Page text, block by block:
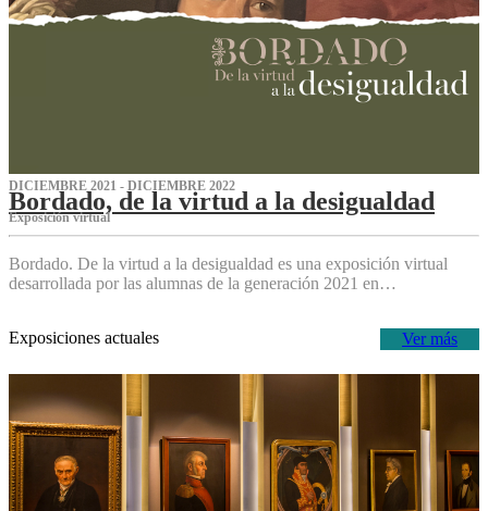
DICIEMBRE 2021 - DICIEMBRE 2022
Bordado, de la virtud a la desigualdad
Exposición virtual‌
Bordado. De la virtud a la desigualdad es una exposición virtual
desarrollada por las alumnas de la generación 2021 en…
Ver más
Exposiciones actuales